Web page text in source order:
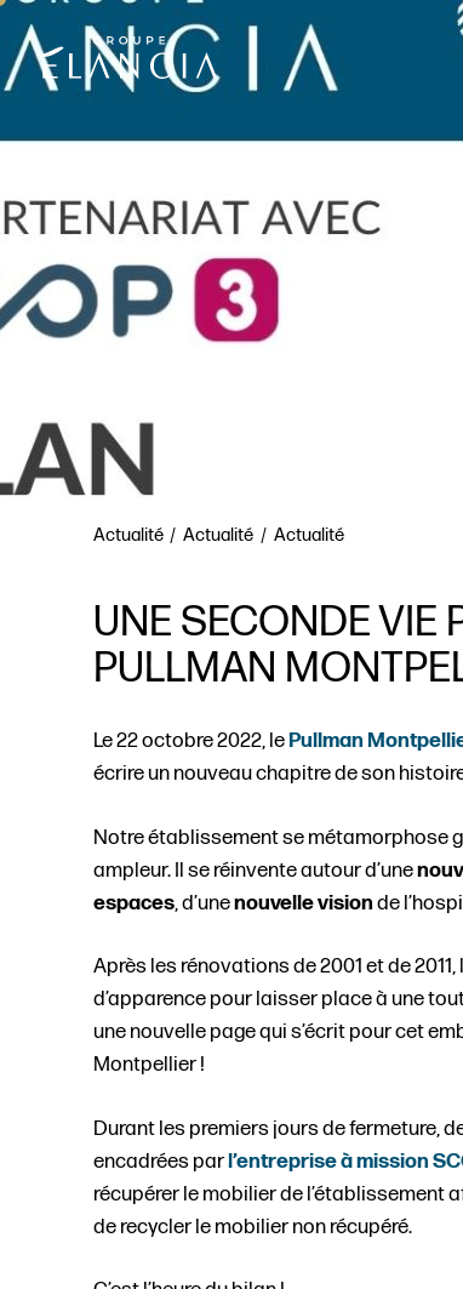
Actualité Actualité Actualité
UNE SECONDE VIE
PULLMAN
Le 22 octobre 2022, lePullman
écrire un nouveau chapitre de son
Notre établissement se métamorphose
ampleur. Il se réinvente autour d’une
espaces, d’unenouvelle vision de
Après les rénovations de 2001 et de
d’apparence pour laisser place à une
une nouvelle page qui s’écrit pour cet
Montpellier !
Durant les premiers jours de fermeture,
encadrées parl’entreprise à mission
récupérer le mobilier de l’établissement
de recycler le mobilier non récupéré.